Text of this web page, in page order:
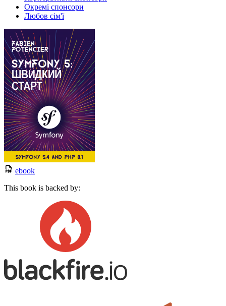
Окремі спонсори
Любов сім'ї
ebook
This book is backed by: